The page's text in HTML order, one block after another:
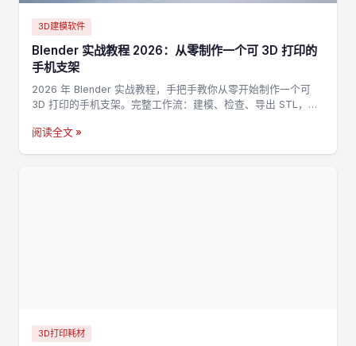
3D建模软件
Blender 实战教程 2026：从零制作一个可 3D 打印的
手机支架
2026 年 Blender 实战教程，手把手教你从零开始制作一个可
3D 打印的手机支架。完整工作流：建模、检查、导出 STL，适
阅读全文 »
3D打印耗材